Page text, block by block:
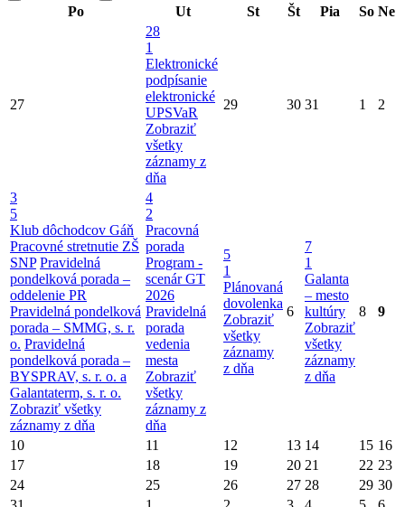
Po
Ut St Št Pia So Ne
27
28
1
Elektronické
podpísanie
elektronické
UPSVaR
Zobraziť
všetky
záznamy z
dňa
29 30 31 1 2
3
5
Klub dôchodcov Gáň
Pracovné stretnutie ZŠ
SNP Pravidelná
pondelková porada –
oddelenie PR
Pravidelná pondelková
porada – SMMG, s. r.
o. Pravidelná
pondelková porada –
BYSPRAV, s. r. o. a
Galantaterm, s. r. o.
Zobraziť všetky
záznamy z dňa
4
2
Pracovná
porada
Program -
scenár GT
2026
Pravidelná
porada
vedenia
mesta
Zobraziť
všetky
záznamy z
dňa
5
1
Plánovaná
dovolenka
Zobraziť
všetky
záznamy
z dňa
6
7
1
Galanta
– mesto
kultúry
Zobraziť
všetky
záznamy
z dňa
8 9
10 11 12 13 14 15 16
17
18 19 20 21 22 23
24
25 26 27 28 29 30